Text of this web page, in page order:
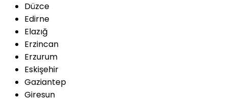
Düzce
Edirne
Elazığ
Erzincan
Erzurum
Eskişehir
Gaziantep
Giresun